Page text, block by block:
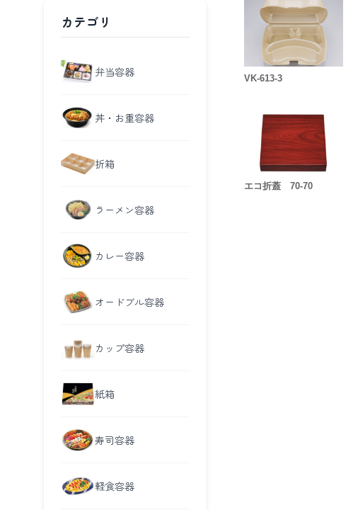
VK-613-3
エコ折蓋 70-70
カテゴリ
弁当容器
丼・お重容器
折箱
ラーメン容器
カレー容器
オードブル容器
カップ容器
紙箱
寿司容器
軽食容器